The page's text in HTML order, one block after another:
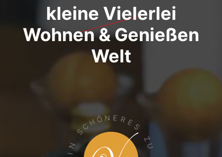
kleine Vielerlei
Wohnen & Genießen
Welt
I
N
S
CHÖ N E R ES
Z
U